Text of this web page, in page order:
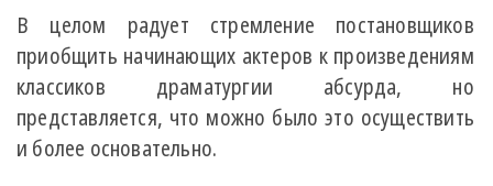
В целом радует стремление постановщиков
приобщить начинающих актеров к произведениям
классиков драматургии абсурда, но
представляется, что можно было это осуществить
и более основательно.